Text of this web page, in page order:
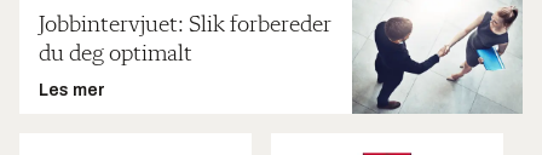
Jobbintervjuet: Slik forbereder
du deg optimalt
Les mer